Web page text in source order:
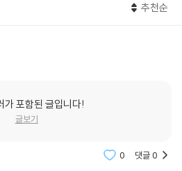
추천순
가 포함된 글입니다!
글보기
0 댓글0